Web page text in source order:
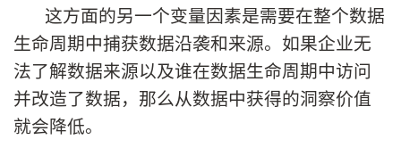
这方面的另一个变量因素是需要在整个数据
生命周期中捕获数据沿袭和来源。如果企业无
法了解数据来源以及谁在数据生命周期中访问
并改造了数据，那么从数据中获得的洞察价值
就会降低。